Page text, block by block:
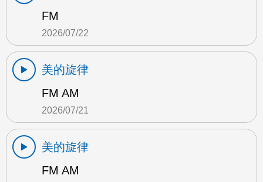
FM
2026/07/22
美的旋律
FM AM
2026/07/21
美的旋律
FM AM